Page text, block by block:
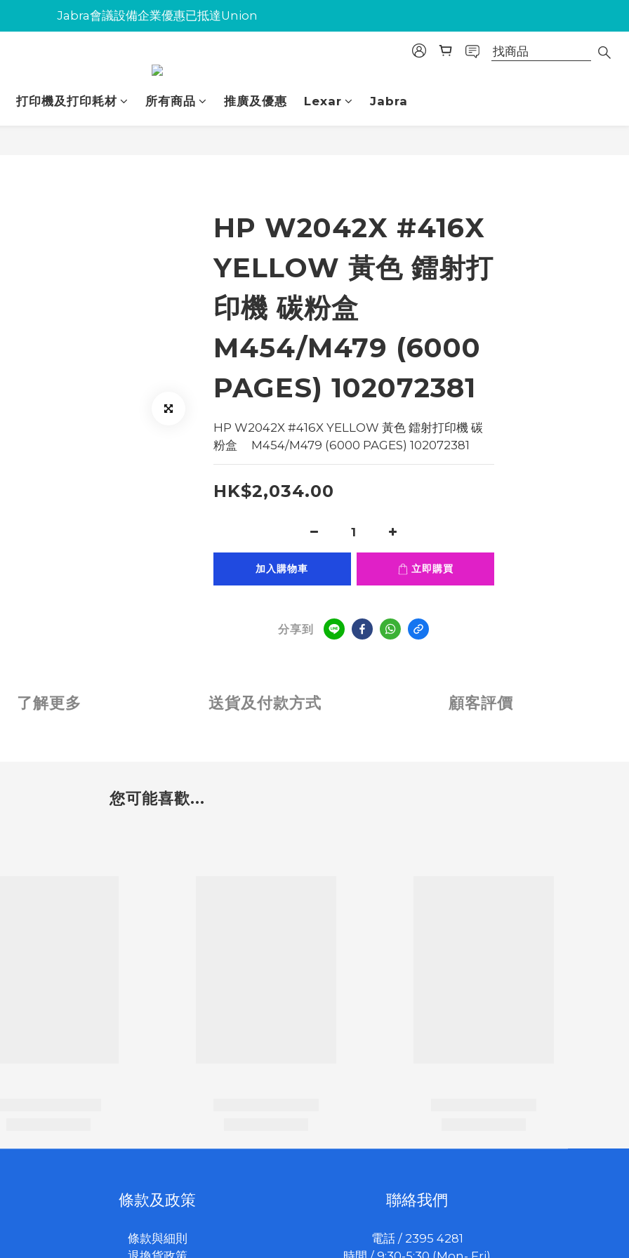
Jabra會議設備企業優惠已抵達Union
Jabra會議設備企業優惠已抵達Union
Jabra會議設備企業優惠已抵達Union
打印機及打印耗材
所有商品 推廣及優惠 Lexar Jabra
HP W2042X #416X
YELLOW 黃色 鐳射打
印機 碳粉盒
M454/M479 (6000
PAGES) 102072381
HP W2042X #416X YELLOW 黃色 鐳射打印機 碳
粉盒     M454/M479 (6000 PAGES) 102072381
HK$2,034.00
加入購物車 立即購買
分享到
了解更多 送貨及付款方式 顧客評價
您可能喜歡...
條款及政策
條款與細則
聯絡我們
電話 / 2395 4281